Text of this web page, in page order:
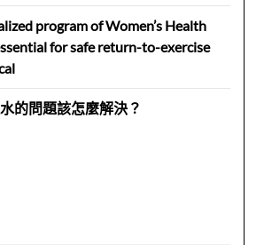
program of Women’s Health
for safe return-to-exercise
的問題該怎麼解決？